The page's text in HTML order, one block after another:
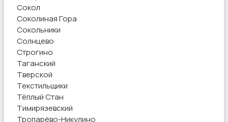
Сокол
Соколиная Гора
Сокольники
Солнцево
Строгино
Таганский
Тверской
Текстильщики
Тёплый Стан
Тимирязевский
Тропарёво-Никулино